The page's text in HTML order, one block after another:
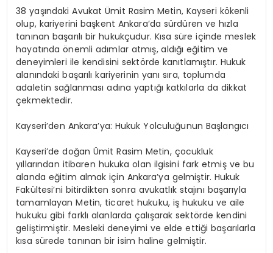
38 yaşındaki Avukat Ümit Rasim Metin, Kayseri kökenli
olup, kariyerini başkent Ankara’da sürdüren ve hızla
tanınan başarılı bir hukukçudur. Kısa süre içinde meslek
hayatında önemli adımlar atmış, aldığı eğitim ve
deneyimleri ile kendisini sektörde kanıtlamıştır. Hukuk
alanındaki başarılı kariyerinin yanı sıra, toplumda
adaletin sağlanması adına yaptığı katkılarla da dikkat
çekmektedir.
Kayseri’den Ankara’ya: Hukuk Yolculuğunun Başlangıcı
Kayseri’de doğan Ümit Rasim Metin, çocukluk
yıllarından itibaren hukuka olan ilgisini fark etmiş ve bu
alanda eğitim almak için Ankara’ya gelmiştir. Hukuk
Fakültesi’ni bitirdikten sonra avukatlık stajını başarıyla
tamamlayan Metin, ticaret hukuku, iş hukuku ve aile
hukuku gibi farklı alanlarda çalışarak sektörde kendini
geliştirmiştir. Mesleki deneyimi ve elde ettiği başarılarla
kısa sürede tanınan bir isim haline gelmiştir.